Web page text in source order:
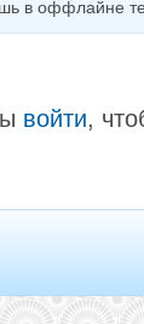
в оффлайне
войти,